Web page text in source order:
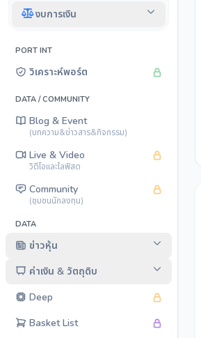
งบการเงิน
PORT INT
วิเคราะห์พอร์ต
DATA / COMMUNITY
Blog & Event
(บทความ&ข่าวสาร&กิจกรรม)
Live & Video
วิดีโอและไลฟ์สด
Community
(ชุมชนนักลงทุน)
DATA
ข่าวหุ้น
ค่าเงิน & วัตถุดิบ
Deep
Basket List